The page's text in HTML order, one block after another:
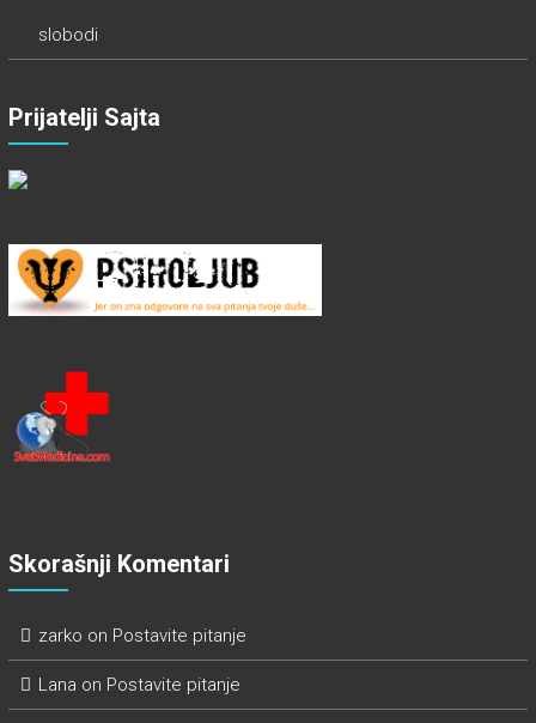
slobodi
Prijatelji Sajta
Skorašnji Komentari
zarko on Postavite pitanje
Lana on Postavite pitanje